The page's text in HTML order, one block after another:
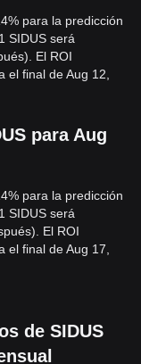
para la predicción
SIDUS será
El ROI
el final de Aug 12,
para Aug
para la predicción
SIDUS será
El ROI
el final de Aug 17,
de SIDUS